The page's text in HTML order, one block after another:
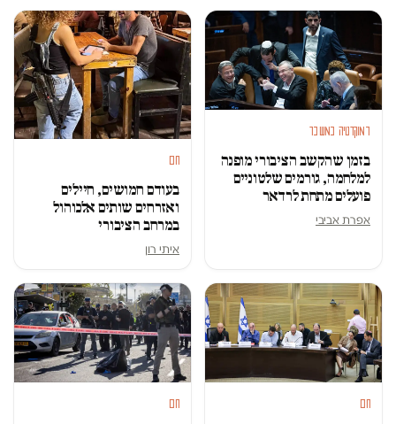
דמוקרטיה במשבר
בזמן שהקשב הציבורי מופנה
למלחמה, גורמים שלטוניים
פועלים מתחת לרדאר
אפרת אביבי
חם
בעודם חמושים, חיילים
ואזרחים שותים אלכוהול
במרחב הציבורי
איתי רון
חם חם